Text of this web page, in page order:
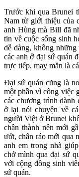
Trước khi qua Brunei
Nam từ giới thiệu của
anh Hùng mà Bill đã
tin về cuộc sống sinh
dễ dàng, không
các anh ở đại sứ quán
trực tiếp, may mắn là
Đại sứ quán cũng là
một phần vì công việc
các chương trình
ở lại nói chuyện về
người Việt ở Brunei
chân thành nên mới
ướt, chân ráo mới qua
anh em trong nhà
chở mình qua đại sứ
với cộng đồng sinh
sứ quán.